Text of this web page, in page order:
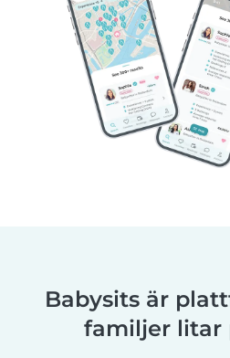
Babysits är
familjer litar